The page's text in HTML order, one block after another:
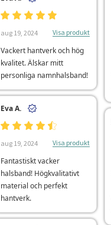
aug 19, 2024 Visa produkt
Vackert hantverk och hög
kvalitet. Älskar mitt
personliga namnhalsband!
Eva A.
aug 19, 2024 Visa produkt
Fantastiskt vacker
halsband! Högkvalitativt
material och perfekt
hantverk.